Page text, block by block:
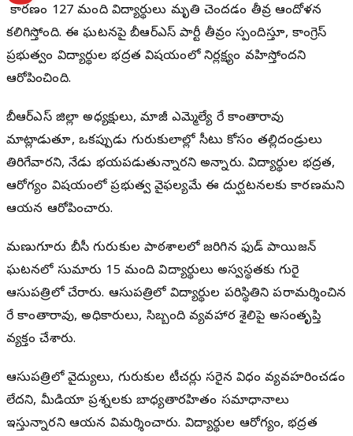
కారణంగా 127 మంది విద్యార్థులు మృతి చెందడం తీవ్ర ఆందోళన
కలిగిస్తోంది. ఈ ఘటనపై బీఆర్ఎస్ పార్టీ తీవ్రంగా స్పందిస్తూ, కాంగ్రెస్
ప్రభుత్వం విద్యార్థుల భద్రత విషయంలో నిర్లక్ష్యం వహిస్తోందని
ఆరోపించింది.
బీఆర్ఎస్ జిల్లా అధ్యక్షులు, మాజీ ఎమ్మెల్యే రేగా కాంతారావు
మాట్లాడుతూ, ఒకప్పుడు గురుకులాల్లో సీటు కోసం తల్లిదండ్రులు
తిరిగేవారని, నేడు భయపడుతున్నారని అన్నారు. విద్యార్థుల భద్రత,
ఆరోగ్యం విషయంలో ప్రభుత్వ వైఫల్యమే ఈ దుర్ఘటనలకు కారణమని
ఆయన ఆరోపించారు.
మణుగూరు బీసీ గురుకుల పాఠశాలలో జరిగిన ఫుడ్ పాయిజన్
ఘటనలో సుమారు 15 మంది విద్యార్థులు అస్వస్థతకు గురై
ఆసుపత్రిలో చేరారు. ఆసుపత్రిలో విద్యార్థుల పరిస్థితిని పరామర్శించిన
రేగా కాంతారావు, అధికారులు, సిబ్బంది వ్యవహార శైలిపై అసంతృప్తి
వ్యక్తం చేశారు.
ఆసుపత్రిలో వైద్యులు, గురుకుల టీచర్లు సరైన విధంగా వ్యవహరించడం
లేదని, మీడియా ప్రశ్నలకు బాధ్యతారహితంగా సమాధానాలు
ఇస్తున్నారని ఆయన విమర్శించారు. విద్యార్థుల ఆరోగ్యం, భద్రత